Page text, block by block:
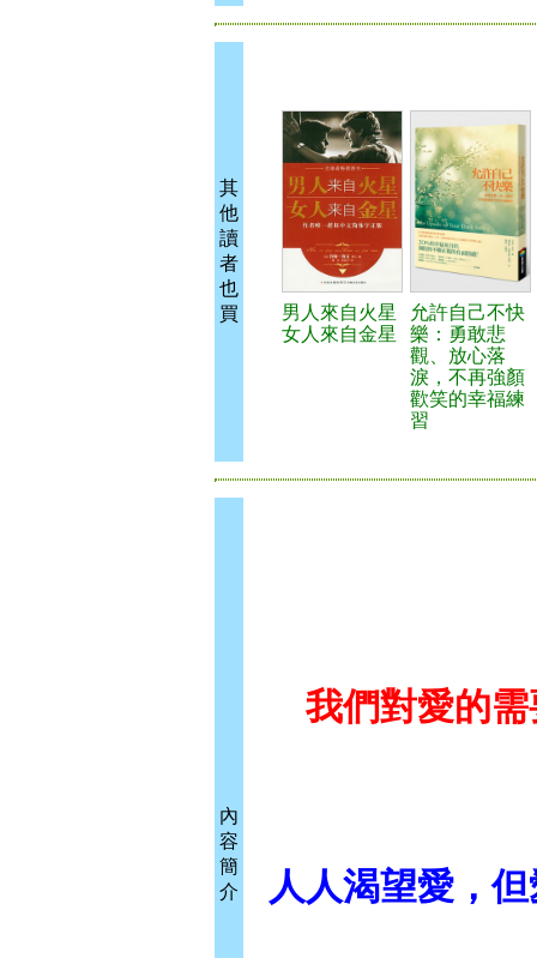
其
他
讀
者
也
買
男人來自火星
女人來自金星
允許自己不快
樂：勇敢悲
觀、放心落
淚，不再強顏
歡笑的幸福練
習
內
容
簡
介
我們對愛的
人人渴望愛，